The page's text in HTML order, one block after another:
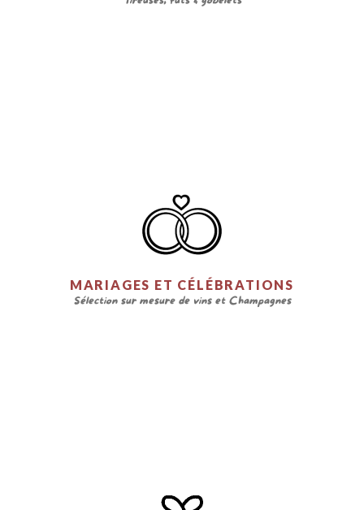
MARIAGES ET CÉLÉBRATIONS
Sélection sur mesure de vins et Champagnes